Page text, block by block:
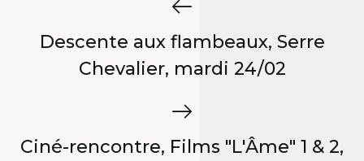
Descente aux flambeaux, Serre
Chevalier, mardi 24/02
Ciné-rencontre, Films "L'Âme" 1 & 2,